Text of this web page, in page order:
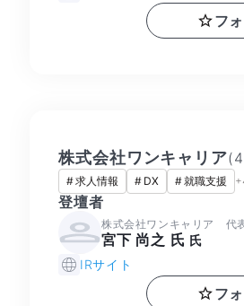
フ
株式会社ワンキャリア(
#求人情報 # DX #就職支援 +
登壇者
株式会社ワンキャリア 代
宮下 尚之 氏 氏
IRサイト
フ